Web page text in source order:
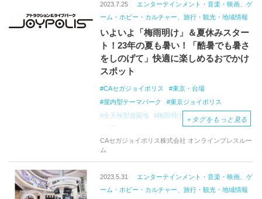
2023.7.25
エンターテインメント・音楽・映画、ゲ
ーム・ホビー・カルチャー、旅行・観光・地域情報
いよいよ「梅雨明け」＆夏休みスター
ト！23年の夏も暑い！「酷暑でも暑さ
をしのげて」快適に楽しめるおでかけ
スポット
CAセガジョイポリス
東京・台場
屋内型テーマパーク
東京ジョイポリス
全天候型遊園地
梅雨明け
夏休みスタート
甲虫王者ムシキング
夏祭り
＋ タグをもっと見る
CAセガジョイポリス株式会社 オンラインプレスルー
ム
2023.5.31
エンターテインメント・音楽・映画、ゲ
ーム・ホビー・カルチャー、旅行・観光・地域情報